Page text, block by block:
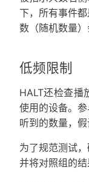
下，所有事件
数（随机数量）
低频限制
HALT还检查播
使用的设备。
听到的数量，
为了规范测试
并将对照组的结